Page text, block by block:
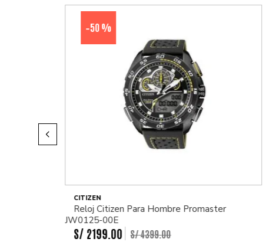
-50 %
CITIZEN
Reloj Citizen Para Hombre Promaster
JW0125-00E
S/ 2199.00 S/4399.00